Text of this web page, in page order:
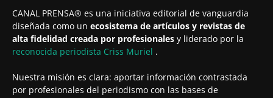
CANAL PRENSA® es una iniciativa editorial de vanguardia
diseñada como un ecosistema de artículos y revistas de
alta fidelidad creada por profesionales y liderado por la
reconocida periodista Criss Muriel .
Nuestra misión es clara: aportar información contrastada
por profesionales del periodismo con las bases de